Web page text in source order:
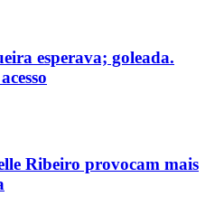
esperava; goleada.
Ribeiro provocam mais